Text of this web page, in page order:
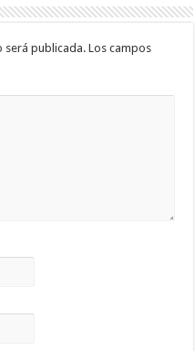
será publicada. Los campos